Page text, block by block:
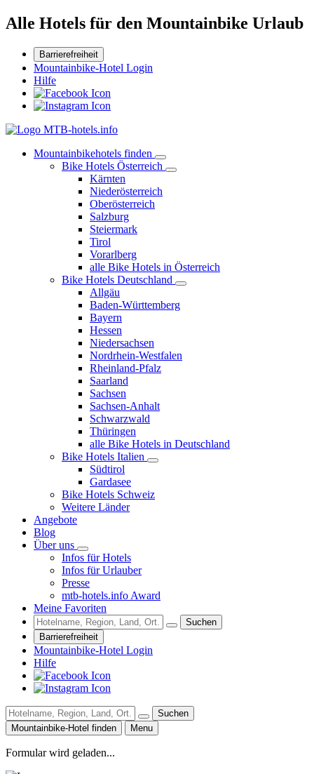
Alle Hotels für den Mountainbike Urlaub
Barrierefreiheit
Mountainbike-Hotel Login
Hilfe
Mountainbikehotels finden
Bike Hotels Österreich
Kärnten
Niederösterreich
Oberösterreich
Salzburg
Steiermark
Tirol
Vorarlberg
alle Bike Hotels in Österreich
Bike Hotels Deutschland
Allgäu
Baden-Württemberg
Bayern
Hessen
Niedersachsen
Nordrhein-Westfalen
Rheinland-Pfalz
Saarland
Sachsen
Sachsen-Anhalt
Schwarzwald
Thüringen
alle Bike Hotels in Deutschland
Bike Hotels Italien
Südtirol
Gardasee
Bike Hotels Schweiz
Weitere Länder
Angebote
Blog
Über uns
Infos für Hotels
Infos für Urlauber
Presse
mtb-hotels.info Award
Meine Favoriten
Suchen
Barrierefreiheit
Mountainbike-Hotel Login
Hilfe
Suchen
Mountainbike-Hotel finden
Menu
Formular wird geladen...